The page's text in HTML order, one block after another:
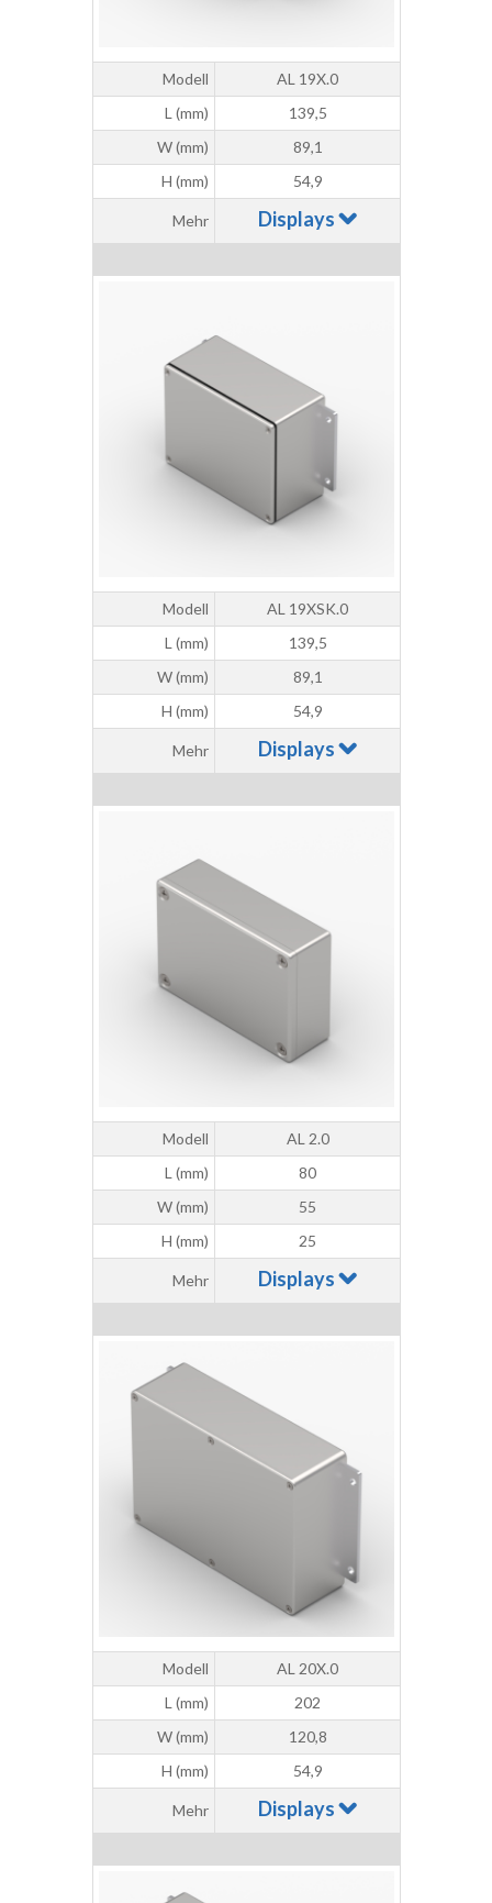
Modell
AL 19X.0
L (mm)
139,5
W (mm)
89,1
H (mm)
54,9
Mehr Displays
Modell
AL 19XSK.0
L (mm)
139,5
W (mm)
89,1
H (mm)
54,9
Mehr Displays
Modell
AL 2.0
L (mm)
80
W (mm)
55
H (mm)
25
Mehr Displays
Modell
AL 20X.0
L (mm)
202
W (mm)
120,8
H (mm)
54,9
Mehr Displays